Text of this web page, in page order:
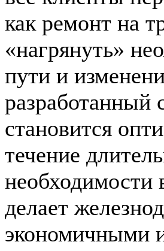
как ремонт на
«нагрянуть»
пути и
разработанный
становится
течение
необходимости
делает
экономичными